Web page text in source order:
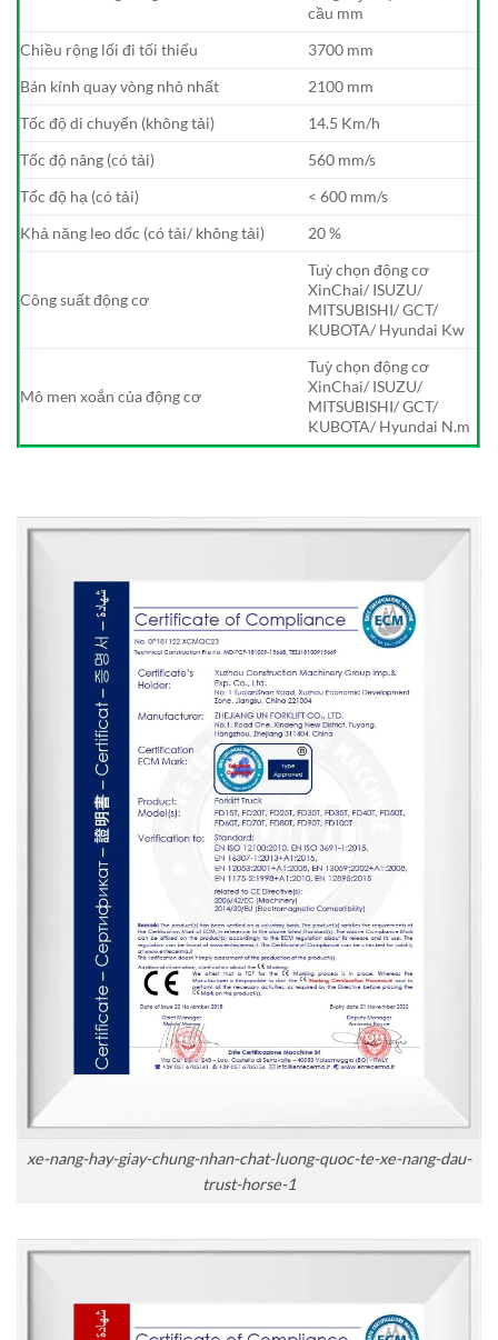
cầu mm
Chiều rộng lối đi tối thiểu
3700 mm
Bán kính quay vòng nhỏ nhất
2100 mm
Tốc độ di chuyển (không tải)
14.5 Km/h
Tốc độ nâng (có tải)
560 mm/s
Tốc độ hạ (có tải)
< 600 mm/s
Khả năng leo dốc (có tải/ không tải)
20 %
Công suất động cơ
Tuỳ chọn động cơ
XinChai/ ISUZU/
MITSUBISHI/ GCT/
KUBOTA/ Hyundai Kw
Mô men xoắn của động cơ
Tuỳ chọn động cơ
XinChai/ ISUZU/
MITSUBISHI/ GCT/
KUBOTA/ Hyundai N.m
xe-nang-hay-giay-chung-nhan-chat-luong-quoc-te-xe-nang-dau-
trust-horse-1